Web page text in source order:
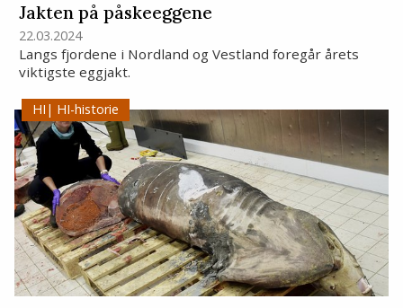
Jakten på påskeeggene
22.03.2024
Langs fjordene i Nordland og Vestland foregår årets
viktigste eggjakt.
HI-historie